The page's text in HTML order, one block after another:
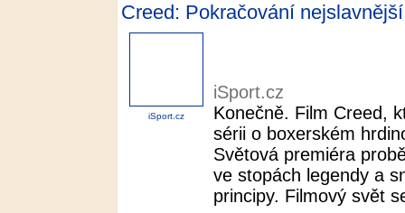
Creed: Pokračování
iSport.cz
iSport.cz
Konečně. Film Creed,
sérii o boxerském
Světová premiéra
ve stopách legendy a
principy. Filmový svět